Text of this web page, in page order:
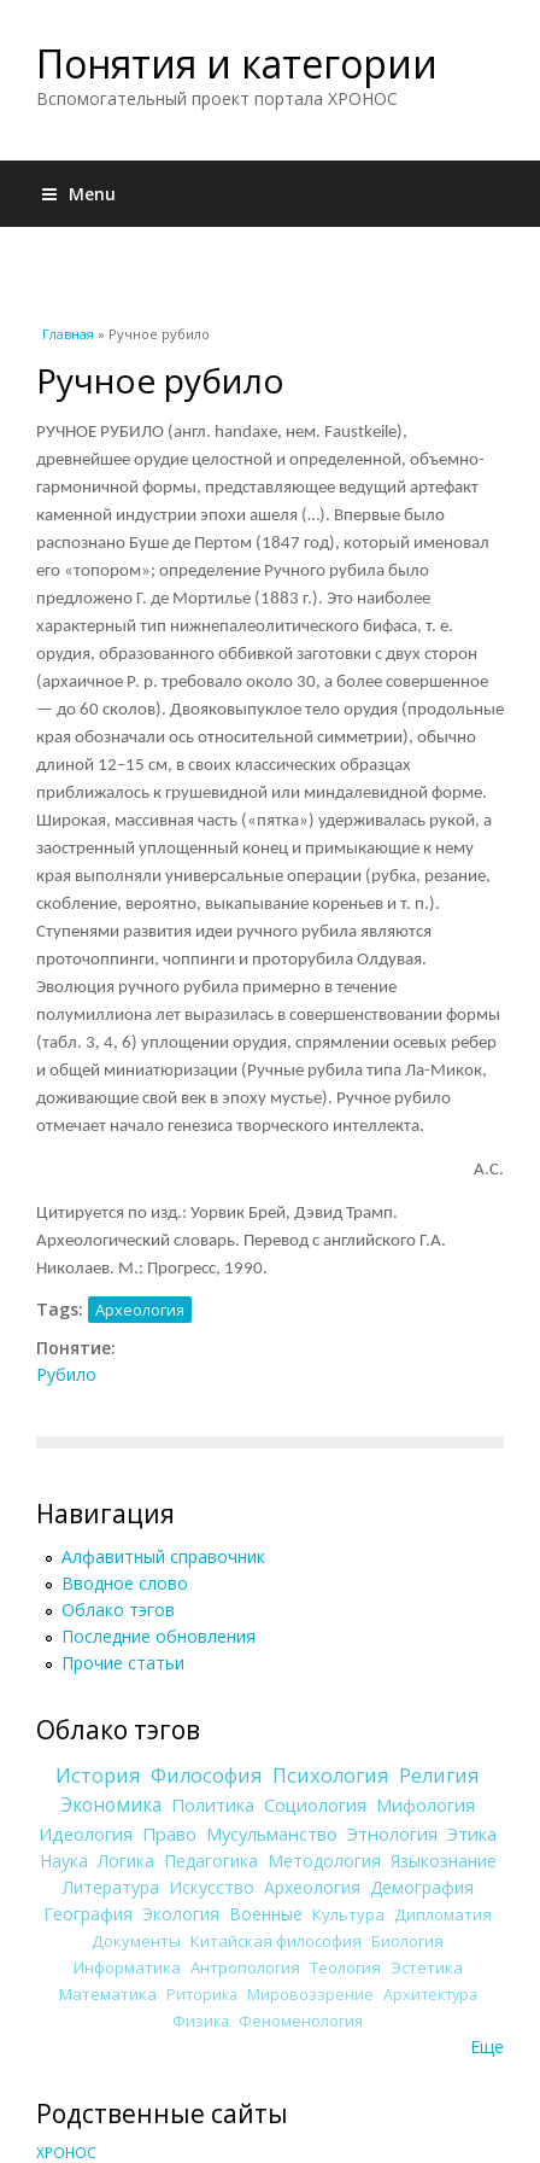
Понятия и категории
Вспомогательный проект портала ХРОНОС
Menu
Вы здесь
Главная » Ручное рубило
Ручное рубило
РУЧНОЕ РУБИЛО (англ. handaxe, нем. Faustkeile),
древнейшее орудие целостной и определенной, объемно-
гармоничной формы, представляющее ведущий артефакт
каменной индустрии эпохи ашеля (…). Впервые было
распознано Буше де Пертом (1847 год), который именовал
его «топором»; определение Ручного рубила было
предложено Г. де Мортилье (1883 г.). Это наиболее
характерный тип нижнепалеолитического бифаса, т. е.
орудия, образованного оббивкой заготовки с двух сторон
(архаичное Р. р. требовало около 30, а более совершенное
— до 60 сколов). Двояковыпуклое тело орудия (продольные
края обозначали ось относительной симметрии), обычно
длиной 12–15 см, в своих классических образцах
приближалось к грушевидной или миндалевидной форме.
Широкая, массивная часть («пятка») удерживалась рукой, а
заостренный уплощенный конец и примыкающие к нему
края выполняли универсальные операции (рубка, резание,
скобление, вероятно, выкапывание кореньев и т. п.).
Ступенями развития идеи ручного рубила являются
проточоппинги, чоппинги и проторубила Олдувая.
Эволюция ручного рубила примерно в течение
полумиллиона лет выразилась в совершенствовании формы
(табл. 3, 4, 6) уплощении орудия, спрямлении осевых ребер
и общей миниатюризации (Ручные рубила типа Ла-Микок,
доживающие свой век в эпоху мустье). Ручное рубило
отмечает начало генезиса творческого интеллекта.
А.С.
Цитируется по изд.: Уорвик Брей, Дэвид Трамп.
Археологический словарь. Перевод с английского Г.А.
Николаев. М.: Прогресс, 1990.
Tags: Археология
Понятие:
Рубило
Навигация
Алфавитный справочник
Вводное слово
Облако тэгов
Последние обновления
Прочие статьи
Облако тэгов
История Философия Психология Религия
Экономика Политика Социология Мифология
Идеология Право Мусульманство Этнология Этика
Наука Логика Педагогика Методология Языкознание
Литература Искусство Археология Демография
География Экология Военные Культура
Дипломатия
Документы Китайская философия Биология
Информатика Антропология Теология Эстетика
Математика Риторика Мировоззрение Архитектура
Физика Феноменология
Еще
Родственные сайты
ХРОНОС